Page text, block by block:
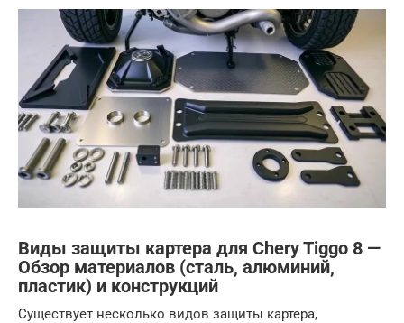
Виды защиты картера для Chery Tiggo 8 —
Обзор материалов (сталь, алюминий,
пластик) и конструкций
Существует несколько видов защиты картера,